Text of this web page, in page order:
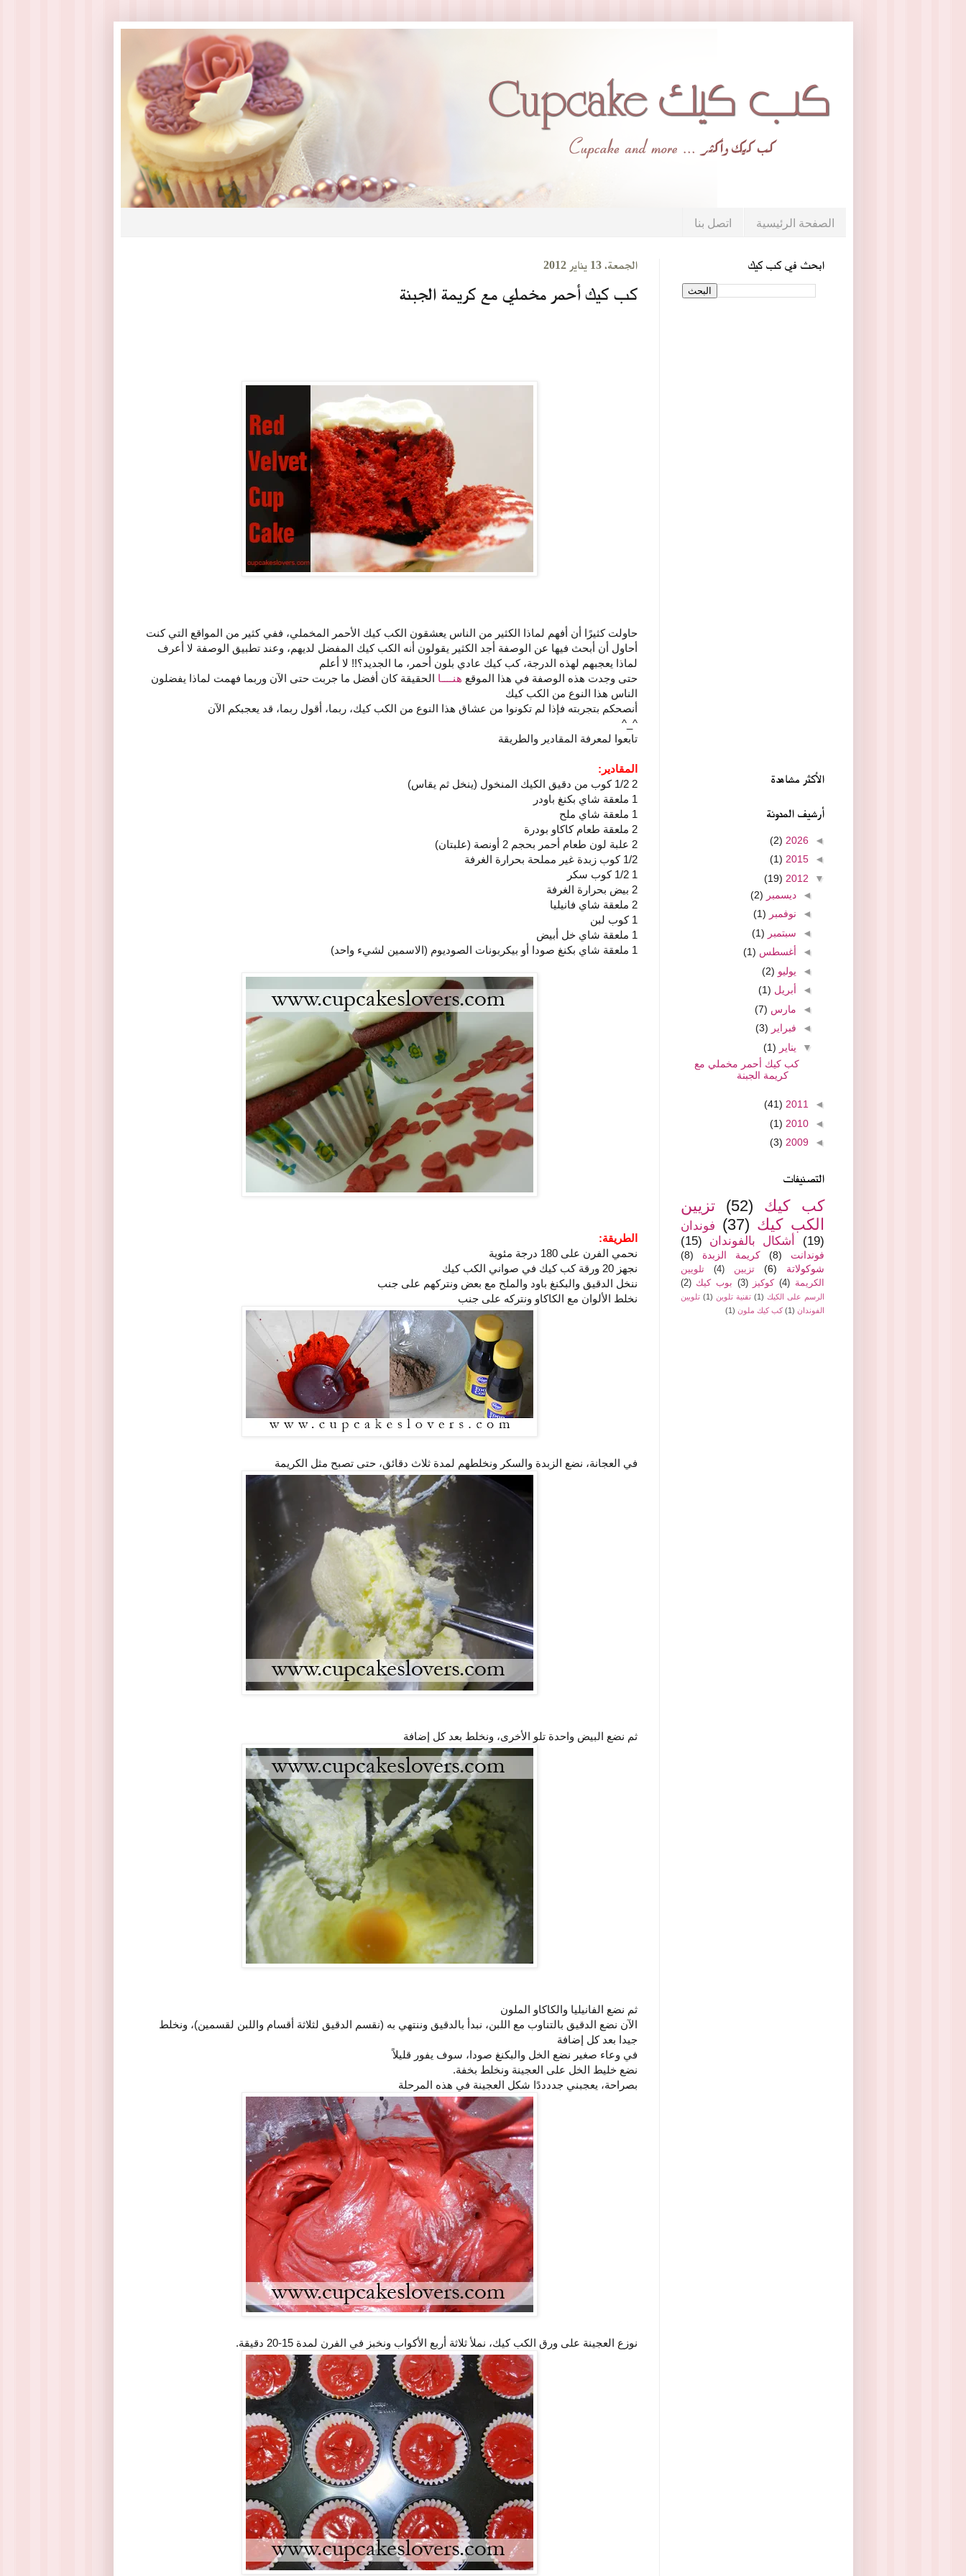
الصفحة الرئيسية اتصل بنا
الجمعة، 13 يناير 2012
كب كيك أحمر مخملي مع كريمة الجبنة
حاولت كثيرًا أن أفهم لماذا الكثير من الناس يعشقون الكب كيك الأحمر المخملي، ففي كثير من المواقع التي كنت
أحاول أن أبحث فيها عن الوصفة أجد الكثير يقولون أنه الكب كيك المفضل لديهم، وعند تطبيق الوصفة لا أعرف
لماذا يعجبهم لهذه الدرجة، كب كيك عادي بلون أحمر، ما الجديد؟!! لا أعلم
حتى وجدت هذه الوصفة في هذا الموقع هنــــا الحقيقة كان أفضل ما جربت حتى الآن وربما فهمت لماذا يفضلون
الناس هذا النوع من الكب كيك
أنصحكم بتجربته فإذا لم تكونوا من عشاق هذا النوع من الكب كيك، ربما، أقول ربما، قد يعجبكم الآن
^_^
تابعوا لمعرفة المقادير والطريقة
المقادير:
2 1/2 كوب من دقيق الكيك المنخول (ينخل ثم يقاس)
1 ملعقة شاي بكنغ باودر
1 ملعقة شاي ملح
2 ملعقة طعام كاكاو بودرة
2 علبة لون طعام أحمر بحجم 2 أونصة (علبتان)
1/2 كوب زبدة غير مملحة بحرارة الغرفة
1 1/2 كوب سكر
2 بيض بحرارة الغرفة
2 ملعقة شاي فانيليا
1 كوب لبن
1 ملعقة شاي خل أبيض
1 ملعقة شاي بكنغ صودا أو بيكربونات الصوديوم (الاسمين لشيء واحد)
الطريقة:
نحمي الفرن على 180 درجة مئوية
نجهز 20 ورقة كب كيك في صواني الكب كيك
ننخل الدقيق والبكنغ باود والملح مع بعض ونتركهم على جنب
نخلط الألوان مع الكاكاو ونتركه على جنب
في العجانة، نضع الزبدة والسكر ونخلطهم لمدة ثلاث دقائق، حتى تصبح مثل الكريمة
ثم نضع البيض واحدة تلو الأخرى، ونخلط بعد كل إضافة
ثم نضع الفانيليا والكاكاو الملون
الآن نضع الدقيق بالتناوب مع اللبن، نبدأ بالدقيق وننتهي به (نقسم الدقيق لثلاثة أقسام واللبن لقسمين)، ونخلط
جيدا بعد كل إضافة
في وعاء صغير نضع الخل والبكنغ صودا، سوف يفور قليلاً
نضع خليط الخل على العجينة ونخلط بخفة.
بصراحة، يعجبني جددددًا شكل العجينة في هذه المرحلة
نوزع العجينة على ورق الكب كيك، نملأ ثلاثة أربع الأكواب ونخبز في الفرن لمدة 15-20 دقيقة.
ابحث في كب كيك
الأكثر مشاهدة
أرشيف المدونة
◄
2026
(2)
◄
2015
(1)
▼
2012
(19)
◄ديسمبر (2)
◄ نوفمبر (1)
◄ سبتمبر (1)
◄ أغسطس (1)
◄ يوليو (2)
◄ أبريل (1)
◄ مارس (7)
◄ فبراير (3)
▼ يناير (1)
كب كيك أحمر مخملي مع
كريمة الجبنة
◄
2011
(41)
◄
2010
(1)
◄
2009
(3)
التصنيفات
كب كيك (52)
تزيين
الكب كيك (37)
فوندان
(19)
أشكال بالفوندان (15)
فوندانت (8) كريمة الزبدة
(8)
شوكولاتة
(6) تزيين (4)
تلويين
الكريمة (4) كوكيز (3) بوب كيك (2)
الرسم على الكيك (1) تقنية تلوين (1) تلويين
الفوندان (1) كب كيك ملون (1)